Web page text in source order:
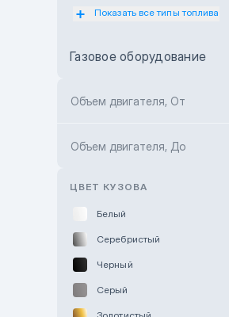
Subaru Motor Almaty
Toyota Kokshetau
Hyundai ShymCity
Показать все типы топлива
Газовое оборудование
Объем двигателя, От
Объем двигателя, До
ЦВЕТ КУЗОВА
Белый
Серебристый
Черный
Серый